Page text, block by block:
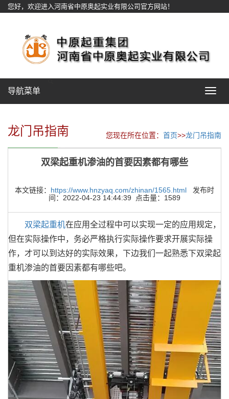
您好，欢迎进入河南省中原奥起实业有限公司官方网站！
Toggle
导航菜单
龙门吊指南 您现在所在位置： 首页>>龙门吊指南
双梁起重机渗油的首要因素都有哪些
本文链接： https://www.hnzyaq.com/zhinan/1565.html 发布时
间：2022-04-23 14:44:39 点击量：1589
双梁起重机在应用全过程中可以实现一定的应用规定，
但在实际操作中，务必严格执行实际操作要求开展实际操
作，才可以到达好的实际效果，下边我们一起熟悉下双梁起
重机渗油的首要因素都有哪些吧。